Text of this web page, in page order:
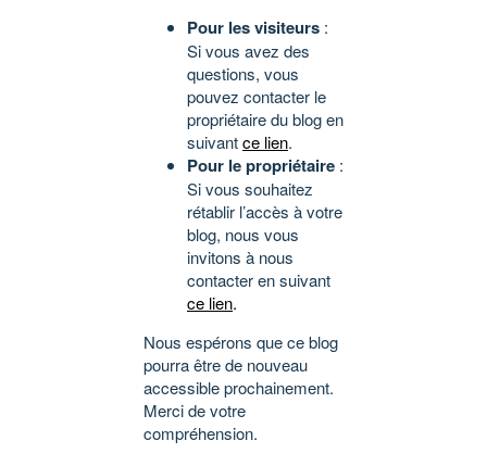
Pour les visiteurs :
Si vous avez des
questions, vous
pouvez contacter le
propriétaire du blog en
suivantce lien.
Pour le propriétaire :
Si vous souhaitez
rétablir l’accès à votre
blog, nous vous
invitons à nous
contacter en suivant
ce lien.
Nous espérons que ce blog
pourra être de nouveau
accessible prochainement.
Merci de votre
compréhension.